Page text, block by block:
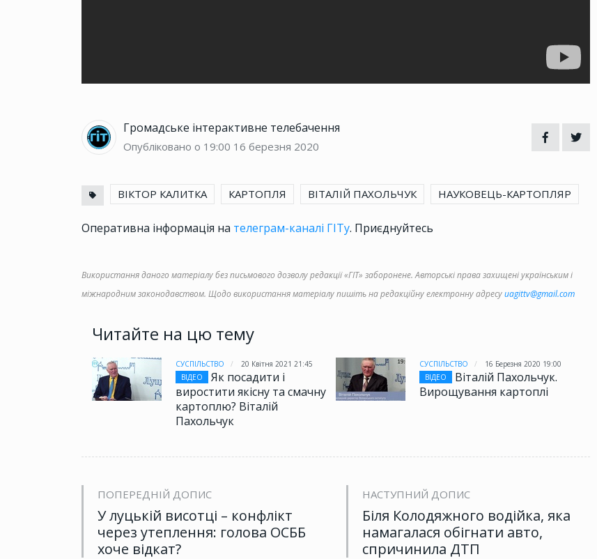
Громадське інтерактивне телебачення
Опубліковано о 19:00 16 березня 2020
ВІКТОР КАЛИТКА КАРТОПЛЯ ВІТАЛІЙ ПАХОЛЬЧУК НАУКОВЕЦЬ-КАРТОПЛЯР
Оперативна інформація на телеграм-каналі ГІТу. Приєднуйтесь
Використання даного матеріалу без письмового дозволу редакції «ГІТ» заборонене. Авторські права захищені українським і
міжнародним законодавством. Щодо використання матеріалу пишіть на редакційну електронну адресуuagittv@gmail.com
Читайте на цю тему
СУСПІЛЬСТВО
20 Квітня 2021 21:45
ВІДЕО
Як посадити і
виростити якісну та смачну
картоплю? Віталій
Пахольчук
СУСПІЛЬСТВО
16 Березня 2020 19:00
ВІДЕО
Віталій Пахольчук.
Вирощування картоплі
ПОПЕРЕДНІЙ ДОПИС
У луцькій висотці – конфлікт
через утеплення: голова ОСББ
хоче відкат?
НАСТУПНИЙ ДОПИС
Біля Колодяжного водійка, яка
намагалася обігнати авто,
спричинила ДТП